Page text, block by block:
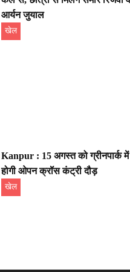
आर्यन जुयाल
खेल
Kanpur : 15 अगस्त को ग्रीनपार्क में
होगी ओपन क्रॉस कंट्री दौड़
खेल